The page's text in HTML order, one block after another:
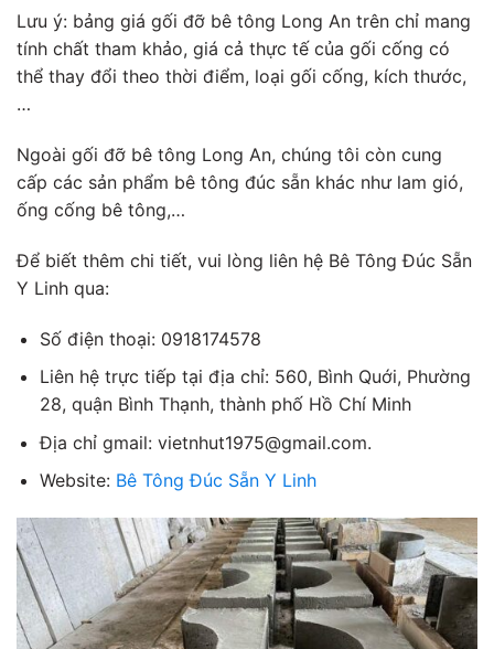
Lưu ý: bảng giá gối đỡ bê tông Long An trên chỉ mang
tính chất tham khảo, giá cả thực tế của gối cống có
thể thay đổi theo thời điểm, loại gối cống, kích thước,
…
Ngoài gối đỡ bê tông Long An, chúng tôi còn cung
cấp các sản phẩm bê tông đúc sẵn khác như lam gió,
ống cống bê tông,…
Để biết thêm chi tiết, vui lòng liên hệ Bê Tông Đúc Sẵn
Y Linh qua:
Số điện thoại: 0918174578
Liên hệ trực tiếp tại địa chỉ: 560, Bình Quới, Phường
28, quận Bình Thạnh, thành phố Hồ Chí Minh
Địa chỉ gmail: vietnhut1975@gmail.com.
Website:Bê Tông Đúc Sẵn Y Linh